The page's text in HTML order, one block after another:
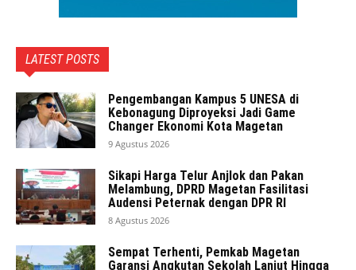
LATEST POSTS
Pengembangan Kampus 5 UNESA di
Kebonagung Diproyeksi Jadi Game
Changer Ekonomi Kota Magetan
9 Agustus 2026
Sikapi Harga Telur Anjlok dan Pakan
Melambung, DPRD Magetan Fasilitasi
Audensi Peternak dengan DPR RI
8 Agustus 2026
Sempat Terhenti, Pemkab Magetan
Garansi Angkutan Sekolah Lanjut Hingga